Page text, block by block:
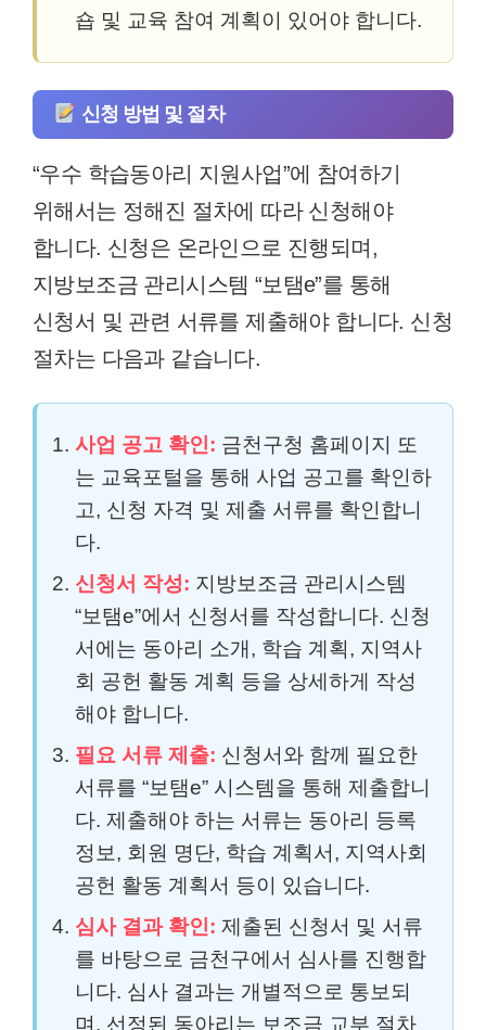
숍 및 교육 참여 계획이 있어야 합니다.
신청 방법 및 절차
“우수 학습동아리 지원사업”에 참여하기
위해서는 정해진 절차에 따라 신청해야
합니다. 신청은 온라인으로 진행되며,
지방보조금 관리시스템 “보탬e”를 통해
신청서 및 관련 서류를 제출해야 합니다. 신청
절차는 다음과 같습니다.
사업 공고 확인: 금천구청 홈페이지 또
는 교육포털을 통해 사업 공고를 확인하
고, 신청 자격 및 제출 서류를 확인합니
다.
신청서 작성: 지방보조금 관리시스템
“보탬e”에서 신청서를 작성합니다. 신청
서에는 동아리 소개, 학습 계획, 지역사
회 공헌 활동 계획 등을 상세하게 작성
해야 합니다.
필요 서류 제출: 신청서와 함께 필요한
서류를 “보탬e” 시스템을 통해 제출합니
다. 제출해야 하는 서류는 동아리 등록
정보, 회원 명단, 학습 계획서, 지역사회
공헌 활동 계획서 등이 있습니다.
심사 결과 확인: 제출된 신청서 및 서류
를 바탕으로 금천구에서 심사를 진행합
니다. 심사 결과는 개별적으로 통보되
며, 선정된 동아리는 보조금 교부 절차